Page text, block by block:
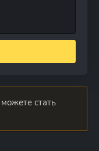
стать